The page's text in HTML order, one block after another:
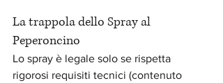
La trappola dello Spray al
Peperoncino
Lo spray è legale solo se rispetta
rigorosi requisiti tecnici (contenuto